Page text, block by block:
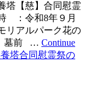
塔【慈】合同慰霊
：令和8年９月
アルパーク花の
墓前 … Continue
塔合同慰霊祭の